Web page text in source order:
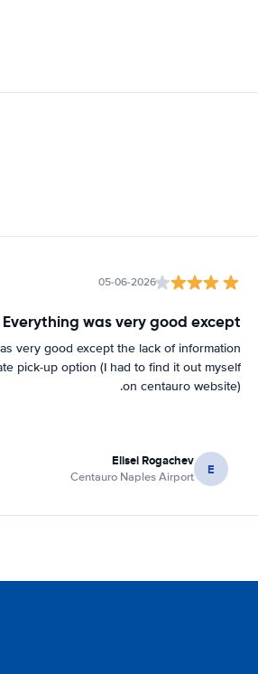
05-06-2026
Everything was very good except
very good except the lack of information
pick-up option (I had to find it out myself
on centauro website).
E
Elisei Rogachev
Centauro Naples Airport